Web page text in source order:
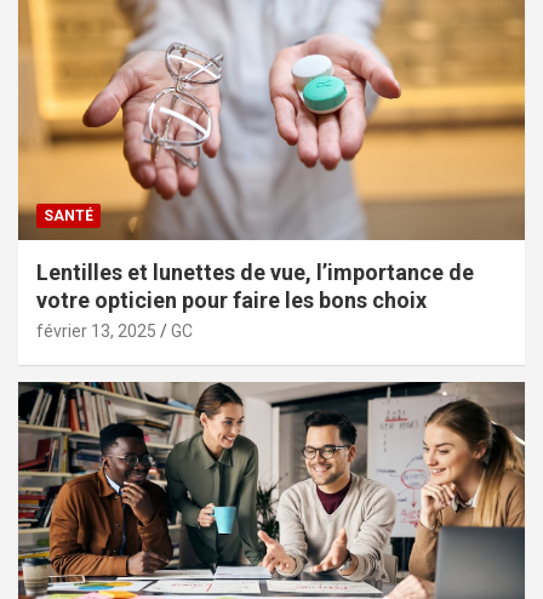
SANTÉ
Lentilles et lunettes de vue, l’importance de
votre opticien pour faire les bons choix
février 13, 2025 GC